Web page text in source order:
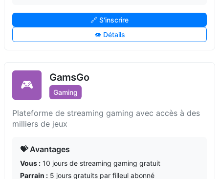
🔗 S'inscrire
👁️ Détails
🎮
GamsGo
Gaming
Plateforme de streaming gaming avec accès à des
milliers de jeux
💝 Avantages
Vous : 10 jours de streaming gaming gratuit
Parrain : 5 jours gratuits par filleul abonné